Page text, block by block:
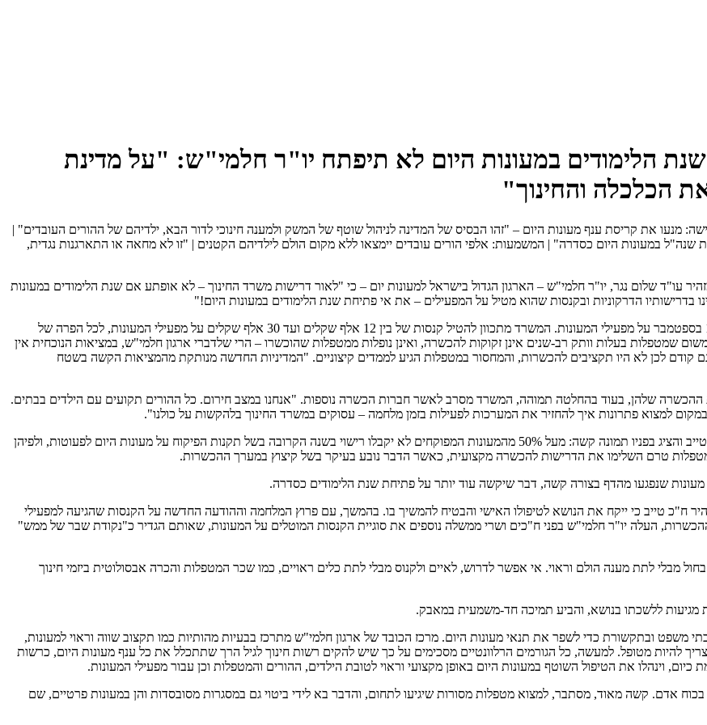
הלימודים במעונות היום לא תיפתח יו"ר חלמי"ש: "על מדינת
הכלכלה והחינוך"
מנעו את קריסת ענף מעונות היום – "זהו הבסיס של המדינה לניהול שוטף של המשק ולמענה חינוכי לדור הבא, ילדיהם של ההורים העובדים" |
במעונות היום כסדרה" | המשמעות: אלפי הורים עובדים יימצאו ללא מקום הולם לילדיהם הקטנים | "זו לא מחאה או התארגנות נגדית,
עו"ד שלום נגר, יו"ר חלמי"ש – הארגון הגדול בישראל למעונות יום – כי "לאור דרישות משרד החינוך – לא אופתע אם שנת הלימודים במעונות
הדרקוניות ובקנסות שהוא מטיל על המפעילים – את אי פתיחת שנת הלימודים במעונות היום!"
הדברים נאמרו בעקבות הודעת משרד החינוך על הטלת קנסות כבדים החל מ-1 בספטמבר על מפעילי המעונות. המשרד מתכוון להטיל קנסות של בין 12 אלף שקלים ועד 30 אלף שקלים על מפעילי המעונות, לכל הפרה של
בעלות וותק רב-שנים אינן זקוקות להכשרה, ואינן נופלות ממטפלות שהוכשרו – הרי שלדברי ארגון חלמי"ש, במציאות הנוכחית אין
לכן לא היו תקציבים להכשרות, והמחסור במטפלות הגיע לממדים קיצוניים. "המדיניות החדשה מנותקת מהמציאות הקשה בשטח
ההכשרה שלהן, בעוד בהחלטה תמוהה, המשרד מסרב לאשר חברות הכשרה נוספות. "אנחנו במצב חירום. כל ההורים תקועים עם הילדים בבתים.
למצוא פתרונות איך להחזיר את המערכות לפעילות בזמן מלחמה – עסוקים במשרד החינוך בלהקשות על כולנו".
בשבוע שעבר קיים עו"ד נגר פגישה בנושא עם יו"ר ועדת החינוך ח"כ הרב יוסי טייב והציג בפניו תמונה קשה: מעל 50% מהמעונות המפוקחים לא יקבלו רישוי בשנה הקרובה בשל תקנות הפיקוח על מעונות היום לפעוטות, ולפיהן
טרם השלימו את הדרישות להכשרה מקצועית, כאשר הדבר נובע בעיקר בשל קיצוץ במערך ההכשרות.
שנפגעו מהדף בצורה קשה, דבר שיקשה עוד יותר על פתיחת שנת הלימודים כסדרה.
ח"כ טייב כי ייקח את הנושא לטיפולו האישי והבטיח להמשיך בו. בהמשך, עם פרוץ המלחמה וההודעה החדשה על הקנסות שהגיעה למפעילי
העלה יו"ר חלמי"ש בפני ח"כים ושרי ממשלה נוספים את סוגיית הקנסות המוטלים על המעונות, שאותם הגדיר כ"נקודת שבר של ממש"
מבלי לתת מענה הולם וראוי. אי אפשר לדרוש, לאיים ולקנוס מבלי לתת כלים ראויים, כמו שכר המטפלות והכרה אבסולוטית ביזמי חינוך
מגיעות ללשכתו בנושא, והביע תמיכה חד-משמעית במאבק.
במשרדי ממשלה, בבתי משפט ובתקשורת כדי לשפר את תנאי מעונות היום. מרכז הכובד של ארגון חלמי"ש מתרכז בבעיות מהותיות כמו תקצוב שווה וראוי למעונות,
להיות מטופל. למעשה, כל הגורמים הרלוונטיים מסכימים על כך שיש להקים רשות חינוך לגיל הרך שתתכלל את כל ענף מעונות היום, כרשות
וינהלו את הטיפול השוטף במעונות היום באופן מקצועי וראוי לטובת הילדים, ההורים והמטפלות וכן עבור מפעילי המעונות.
אדם. קשה מאוד, מסתבר, למצוא מטפלות מסורות שיגיעו לתחום, והדבר בא לידי ביטוי גם במסגרות מסובסדות והן במעונות פרטיים, שם